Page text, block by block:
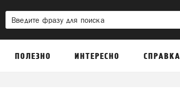
ПОЛЕЗНО ИНТЕРЕСНО СПРАВКА